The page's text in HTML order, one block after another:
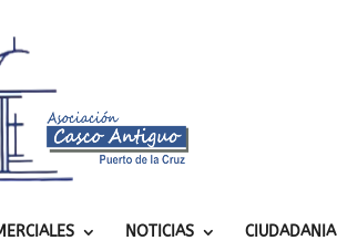
NOTICIAS CIUDADANIA